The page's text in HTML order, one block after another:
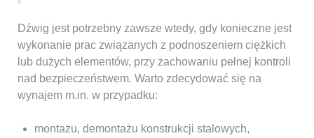
Dźwig jest potrzebny zawsze wtedy, gdy konieczne jest
wykonanie prac związanych z podnoszeniem ciężkich
lub dużych elementów, przy zachowaniu pełnej kontroli
nad bezpieczeństwem. Warto zdecydować się na
wynajem m.in. w przypadku:
montażu, demontażu konstrukcji stalowych,